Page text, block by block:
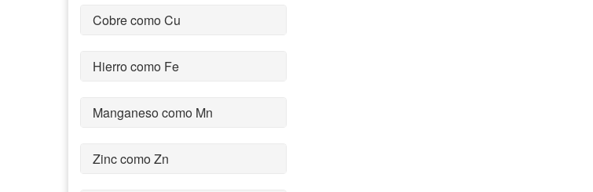
Cobre como Cu
Hierro como Fe
Manganeso como Mn
Zinc como Zn